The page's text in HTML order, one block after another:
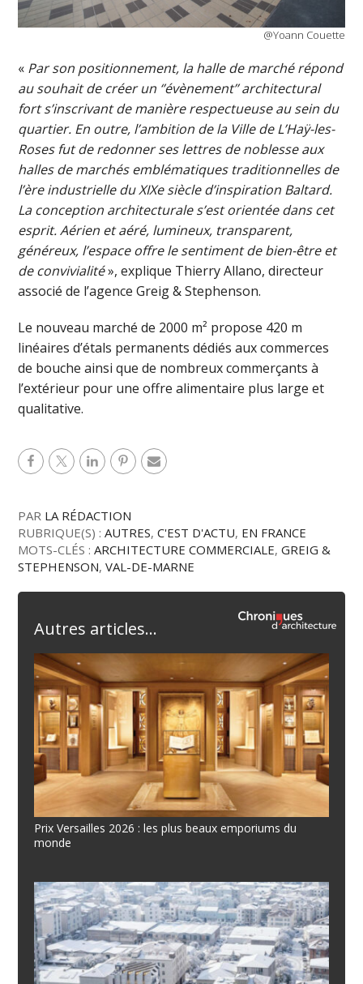
@Yoann Couette
« Par son positionnement, la halle de marché répond
au souhait de créer un ‘’évènement’’ architectural
fort s’inscrivant de manière respectueuse au sein du
quartier. En outre, l’ambition de la Ville de L’Haÿ-les-
Roses fut de redonner ses lettres de noblesse aux
halles de marchés emblématiques traditionnelles de
l’ère industrielle du XIXe siècle d’inspiration Baltard.
La conception architecturale s’est orientée dans cet
esprit. Aérien et aéré, lumineux, transparent,
généreux, l’espace offre le sentiment de bien-être et
de convivialité», explique Thierry Allano, directeur
associé de l’agence Greig & Stephenson.
Le nouveau marché de 2000 m² propose 420 m
linéaires d’étals permanents dédiés aux commerces
de bouche ainsi que de nombreux commerçants à
l’extérieur pour une offre alimentaire plus large et
qualitative.
PAR LA RÉDACTION
RUBRIQUE(S) :AUTRES,C'EST D'ACTU, EN FRANCE
MOTS-CLÉS :ARCHITECTURE COMMERCIALE,GREIG &
STEPHENSON,VAL-DE-MARNE
Autres articles...
Prix Versailles 2026 : les plus beaux emporiums du
monde